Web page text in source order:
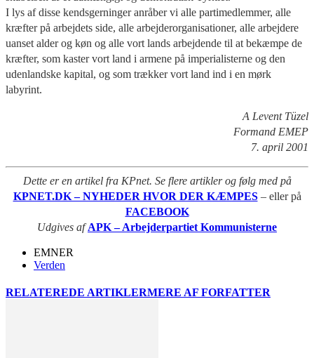
I lys af disse kendsgerninger anråber vi alle partimedlemmer, alle
kræfter på arbejdets side, alle arbejderorganisationer, alle arbejdere
uanset alder og køn og alle vort lands arbejdende til at bekæmpe de
kræfter, som kaster vort land i armene på imperialisterne og den
udenlandske kapital, og som trækker vort land ind i en mørk
labyrint.
A Levent Tüzel
Formand EMEP
7. april 2001
Dette er en artikel fra KPnet. Se flere artikler og følg med på
KPNET.DK – NYHEDER HVOR DER KÆMPES – eller på
FACEBOOK
Udgives afAPK – Arbejderpartiet Kommunisterne
EMNER
Verden
RELATEREDE ARTIKLERMERE AF FORFATTER